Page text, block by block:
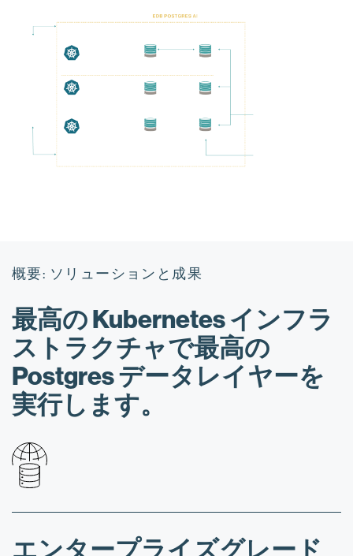
概要: ソリューションと成果
最高の Kubernetes インフラ
ストラクチャで最高の
Postgres データレイヤーを
実行します。
エンタープライズグレード